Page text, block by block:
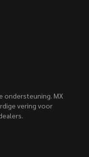
ondersteuning. MX
vering voor